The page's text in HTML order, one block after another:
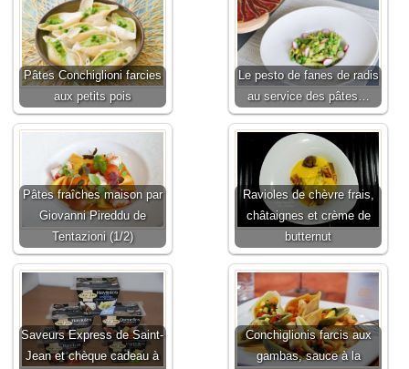
Pâtes Conchiglioni farcies
aux petits pois
Le pesto de fanes de radis
au service des pâtes…
Pâtes fraîches maison par
Giovanni Pireddu de
Tentazioni (1/2)
Ravioles de chèvre frais,
châtaignes et crème de
butternut
Saveurs Express de Saint-
Jean et chèque cadeau à
Conchiglionis farcis aux
gambas, sauce à la